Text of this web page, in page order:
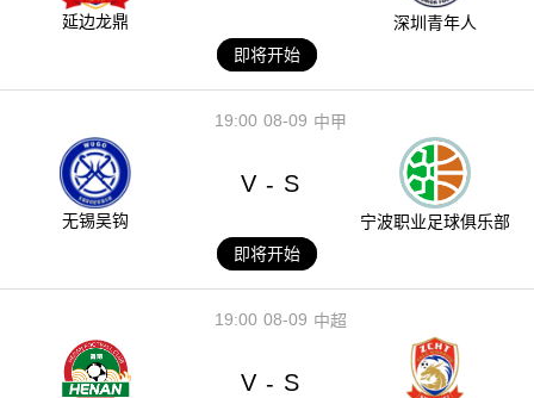
延边龙鼎
深圳青年人
即将开始
08-09
19:00 中甲
无锡吴钩
V - S
宁波职业足球俱乐部
即将开始
08-09
19:00 中超
V - S